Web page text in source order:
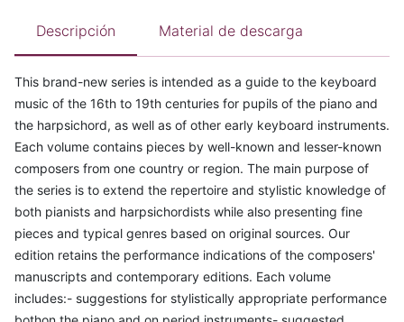
Descripción Material de descarga
This brand-new series is intended as a guide to the keyboard
music of the 16th to 19th centuries for pupils of the piano and
the harpsichord, as well as of other early keyboard instruments.
Each volume contains pieces by well-known and lesser-known
composers from one country or region. The main purpose of
the series is to extend the repertoire and stylistic knowledge of
both pianists and harpsichordists while also presenting fine
pieces and typical genres based on original sources. Our
edition retains the performance indications of the composers'
manuscripts and contemporary editions. Each volume
includes:- suggestions for stylistically appropriate performance